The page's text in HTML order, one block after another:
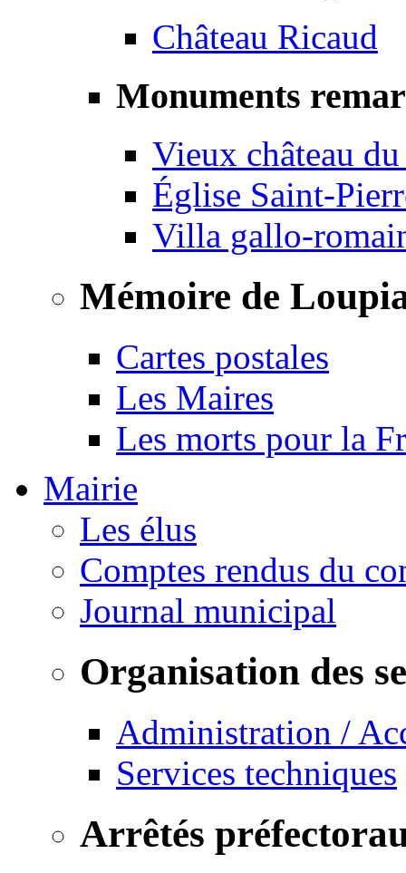
Château Ricaud
Monuments
Vieux château
Église Saint-
Villa gallo-
Mémoire de
Cartes postales
Les Maires
Les morts pour la
Mairie
Les élus
Comptes rendus du
Journal municipal
Organisation des
Administration /
Services techniques
Arrêtés